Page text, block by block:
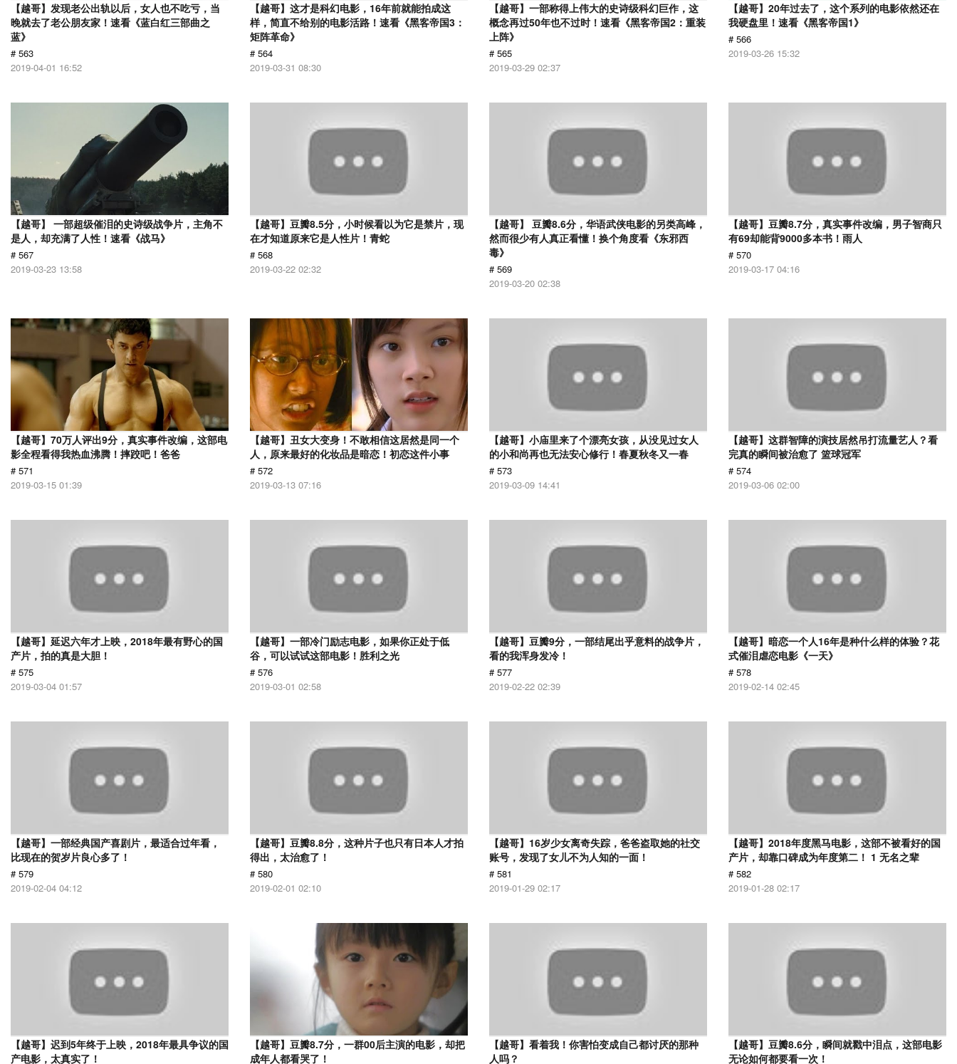
【越哥】发现老公出轨以后，女人也不吃亏，当
晚就去了老公朋友家！速看《蓝白红三部曲之
蓝》
# 563
2019-04-01 16:52
【越哥】这才是科幻电影，16年前就能拍成这
样，简直不给别的电影活路！速看《黑客帝国3：
矩阵革命》
# 564
2019-03-31 08:30
【越哥】一部称得上伟大的史诗级科幻巨作，这
概念再过50年也不过时！速看《黑客帝国2：重装
上阵》
# 565
2019-03-29 02:37
【越哥】20年过去了，这个系列的电影依然还在
我硬盘里！速看《黑客帝国1》
# 566
2019-03-26 15:32
【越哥】 一部超级催泪的史诗级战争片，主角不
是人，却充满了人性！速看《战马》
# 567
2019-03-23 13:58
【越哥】豆瓣8.5分，小时候看以为它是禁片，现
在才知道原来它是人性片！青蛇
# 568
2019-03-22 02:32
【越哥】 豆瓣8.6分，华语武侠电影的另类高峰，
然而很少有人真正看懂！换个角度看《东邪西
毒》
# 569
2019-03-20 02:38
【越哥】豆瓣8.7分，真实事件改编，男子智商只
有69却能背9000多本书！雨人
# 570
2019-03-17 04:16
【越哥】70万人评出9分，真实事件改编，这部电
影全程看得我热血沸腾！摔跤吧！爸爸
# 571
2019-03-15 01:39
【越哥】丑女大变身！不敢相信这居然是同一个
人，原来最好的化妆品是暗恋！初恋这件小事
# 572
2019-03-13 07:16
【越哥】小庙里来了个漂亮女孩，从没见过女人
的小和尚再也无法安心修行！春夏秋冬又一春
# 573
2019-03-09 14:41
【越哥】这群智障的演技居然吊打流量艺人？看
完真的瞬间被治愈了 篮球冠军
# 574
2019-03-06 02:00
【越哥】延迟六年才上映，2018年最有野心的国
产片，拍的真是大胆！
# 575
2019-03-04 01:57
【越哥】一部冷门励志电影，如果你正处于低
谷，可以试试这部电影！胜利之光
# 576
2019-03-01 02:58
【越哥】豆瓣9分，一部结尾出乎意料的战争片，
看的我浑身发冷！
# 577
2019-02-22 02:39
【越哥】暗恋一个人16年是种什么样的体验？花
式催泪虐恋电影《一天》
# 578
2019-02-14 02:45
【越哥】一部经典国产喜剧片，最适合过年看，
比现在的贺岁片良心多了！
# 579
2019-02-04 04:12
【越哥】豆瓣8.8分，这种片子也只有日本人才拍
得出，太治愈了！
# 580
2019-02-01 02:10
【越哥】16岁少女离奇失踪，爸爸盗取她的社交
账号，发现了女儿不为人知的一面！
# 581
2019-01-29 02:17
【越哥】2018年度黑马电影，这部不被看好的国
产片，却靠口碑成为年度第二！ 1 无名之辈
# 582
2019-01-28 02:17
【越哥】迟到5年终于上映，2018年最具争议的国
产电影，太真实了！
【越哥】豆瓣8.7分，一群00后主演的电影，却把
成年人都看哭了！
【越哥】看着我！你害怕变成自己都讨厌的那种
人吗？
【越哥】豆瓣8.6分，瞬间就戳中泪点，这部电影
无论如何都要看一次！